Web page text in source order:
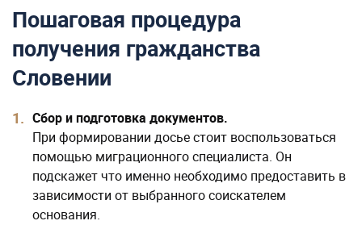
Пошаговая процедура
получения гражданства
Словении
Сбор и подготовка документов.
При формировании досье стоит воспользоваться
помощью миграционного специалиста. Он
подскажет что именно необходимо предоставить в
зависимости от выбранного соискателем
основания.